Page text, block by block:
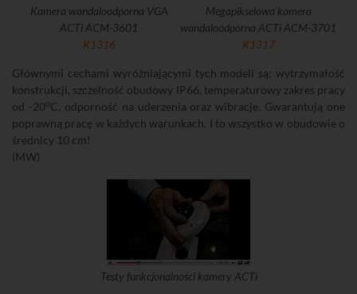
Kamera wandaloodporna VGA
ACTi ACM-3601
K1316
Megapikselowa kamera
wandaloodporna ACTi ACM-3701
K1317
Głównymi cechami wyróżniającymi tych modeli są: wytrzymałość
konstrukcji, szczelność obudowy IP66, temperaturowy zakres pracy
od -20oC, odporność na uderzenia oraz wibracje. Gwarantują one
poprawną pracę w każdych warunkach. I to wszystko w obudowie o
średnicy 10 cm!
(MW)
Testy funkcjonalności kamery ACTi